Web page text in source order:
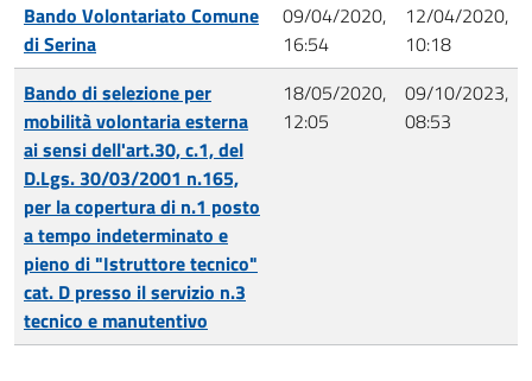
Bando Volontariato Comune
di Serina
09/04/2020,
16:54
12/04/2020,
10:18
Bando di selezione per
mobilità volontaria esterna
ai sensi dell'art.30, c.1, del
D.Lgs. 30/03/2001 n.165,
per la copertura di n.1 posto
a tempo indeterminato e
pieno di "Istruttore tecnico"
cat. D presso il servizio n.3
tecnico e manutentivo
18/05/2020,
12:05
09/10/2023,
08:53